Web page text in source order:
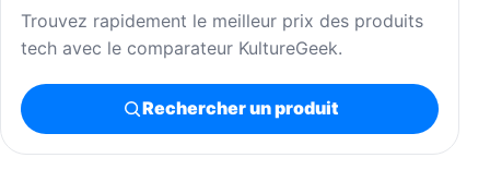
Trouvez rapidement le meilleur prix des produits
tech avec le comparateur KultureGeek.
Rechercher un produit